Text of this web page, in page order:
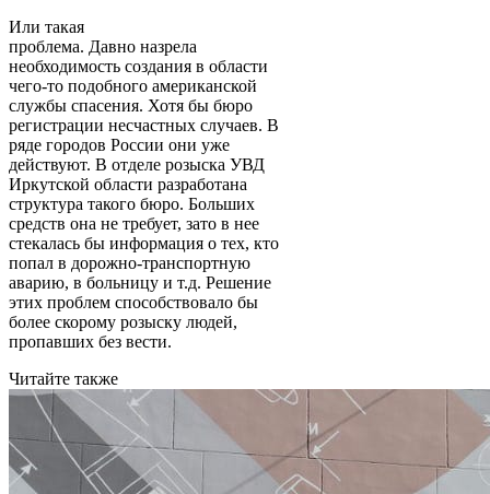
Или такая
проблема. Давно назрела
необходимость создания в области
чего-то подобного американской
службы спасения. Хотя бы бюро
регистрации несчастных случаев. В
ряде городов России они уже
действуют. В отделе розыска УВД
Иркутской области разработана
структура такого бюро. Больших
средств она не требует, зато в нее
стекалась бы информация о тех, кто
попал в дорожно-транспортную
аварию, в больницу и т.д. Решение
этих проблем способствовало бы
более скорому розыску людей,
пропавших без вести.
Читайте также